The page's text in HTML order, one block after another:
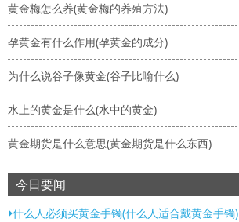
黄金梅怎么养(黄金梅的养殖方法)
孕黄金有什么作用(孕黄金的成分)
为什么说谷子像黄金(谷子比喻什么)
水上的黄金是什么(水中的黄金)
黄金期货是什么意思(黄金期货是什么东西)
今日要闻
什么人必须买黄金手镯(什么人适合戴黄金手镯)